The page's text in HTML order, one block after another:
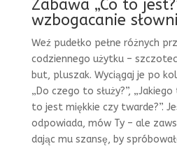
Zabawa „Co to
wzbogacanie
Weź pudełko pełne różnych
codziennego użytku –
but, pluszak. Wyciągaj je po
„Do czego to służy?”,
to jest miękkie czy twarde?”.
odpowiada, mów Ty – ale
dając mu szansę, by